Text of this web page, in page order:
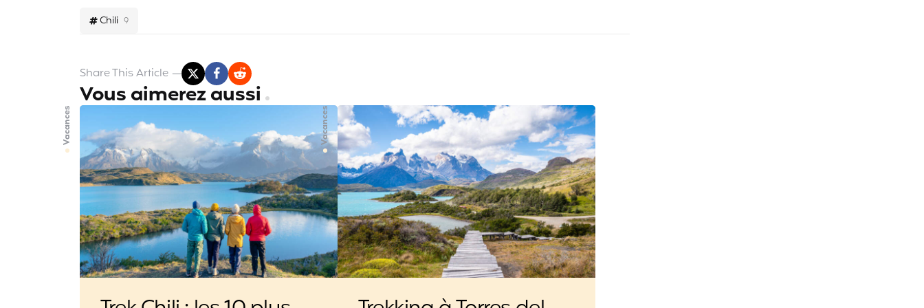
Chili 9
ShareThis Article
Vous aimerez aussi
Vacances Vacances